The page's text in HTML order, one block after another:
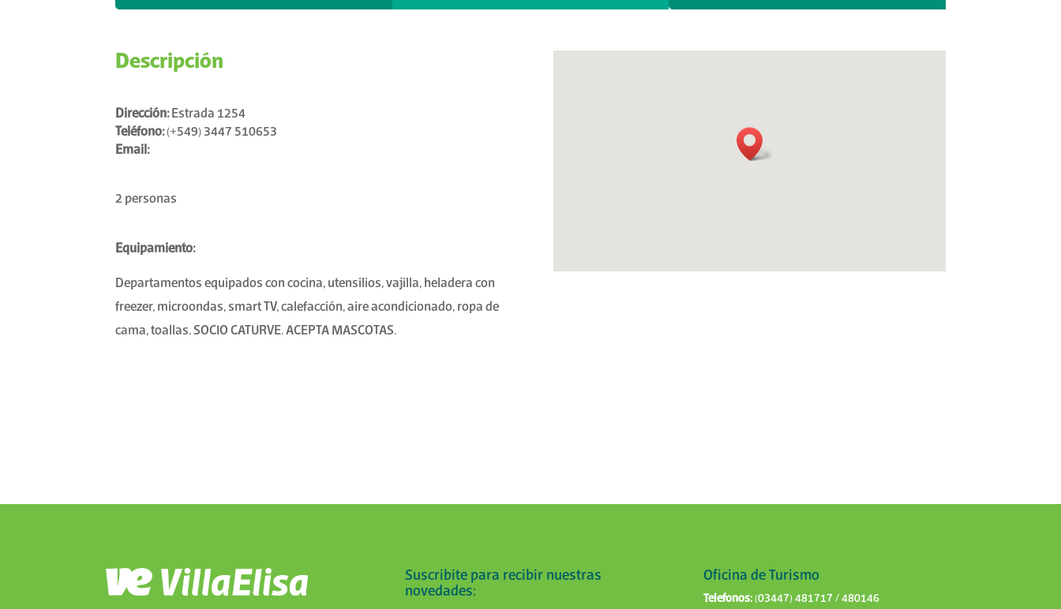
Descripción
Dirección:Estrada 1254
Teléfono:(+549) 3447 510653
Email:
2 personas
Equipamiento:
Departamentos equipados con cocina, utensilios, vajilla, heladera con
freezer, microondas, smart TV, calefacción, aire acondicionado, ropa de
cama, toallas. SOCIO CATURVE. ACEPTA MASCOTAS.
Suscribite para recibir nuestras
novedades:
Oficina de Turismo
Telefonos:(03447) 481717 / 480146